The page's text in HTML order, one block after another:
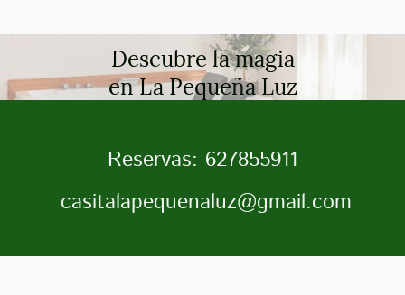
Descubre la magia
en La Pequeña Luz
Reservas: 627855911
casitalapequenaluz@gmail.com